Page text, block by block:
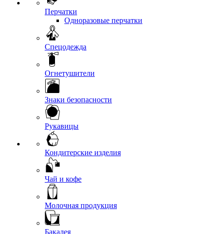
Перчатки
Одноразовые перчатки
Спецодежда
Огнетушители
Знаки безопасности
Рукавицы
Кондитерские изделия
Чай и кофе
Молочная продукция
Бакалея